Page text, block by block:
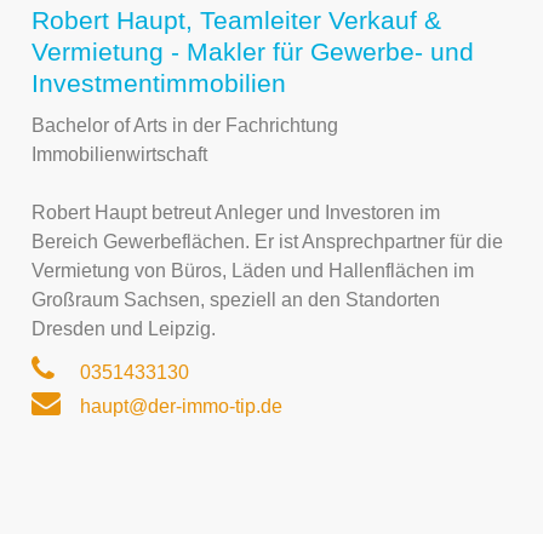
Robert Haupt, Teamleiter Verkauf &
Vermietung - Makler für Gewerbe- und
Investmentimmobilien
Bachelor of Arts in der Fachrichtung
Immobilienwirtschaft
Robert Haupt betreut Anleger und Investoren im
Bereich Gewerbeflächen. Er ist Ansprechpartner für die
Vermietung von Büros, Läden und Hallenflächen im
Großraum Sachsen, speziell an den Standorten
Dresden und Leipzig.
0351433130
haupt@der-immo-tip.de